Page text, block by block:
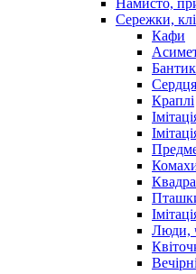
Сережки,
Кафи
Краплі
Люди,
Вечірні